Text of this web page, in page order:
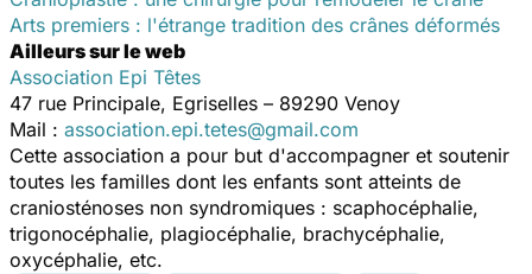
Arts premiers : l'étrange tradition des crânes déformés
Ailleurs sur le web
Association Epi Têtes
47 rue Principale, Egriselles – 89290 Venoy
Mail : association.epi.tetes@gmail.com
Cette association a pour but d'accompagner et soutenir
toutes les familles dont les enfants sont atteints de
craniosténoses non syndromiques : scaphocéphalie,
trigonocéphalie, plagiocéphalie, brachycéphalie,
oxycéphalie, etc.